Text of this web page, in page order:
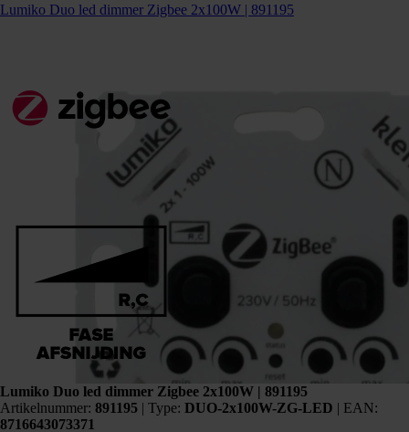
Lumiko Duo led dimmer Zigbee 2x100W | 891195
Lumiko Duo led dimmer Zigbee 2x100W | 891195
Artikelnummer: 891195 | Type: DUO-2x100W-ZG-LED | EAN:
8716643073371